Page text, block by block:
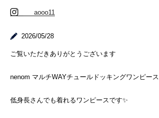
___aooo11
2026/05/28
ご覧いただきありがとうございます
nenom マルチWAYチュールドッキングワンピース
低身長さんでも着れるワンピースです✨